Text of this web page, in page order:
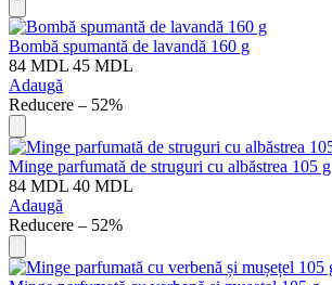
Bombă spumantă de lavandă 160 g
84 MDL 45 MDL
Adaugă
Reducere – 52%
Minge parfumată de struguri cu albăstrea 105 g
84 MDL 40 MDL
Adaugă
Reducere – 52%